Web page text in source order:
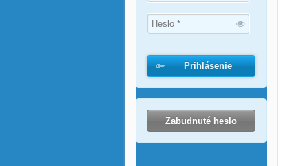
Prihlásenie
Zabudnuté heslo